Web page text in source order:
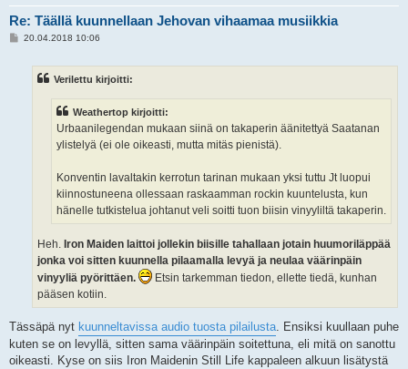
Re: Täällä kuunnellaan Jehovan vihaamaa musiikkia
V20.04.2018 10:06
Verilettu kirjoitti:
Weathertop kirjoitti:
Urbaanilegendan mukaan siinä on takaperin äänitettyä Saatanan
ylistelyä (ei ole oikeasti, mutta mitäs pienistä).
Konventin lavaltakin kerrotun tarinan mukaan yksi tuttu Jt luopui
kiinnostuneena ollessaan raskaamman rockin kuuntelusta, kun
hänelle tutkistelua johtanut veli soitti tuon biisin vinyyliltä takaperin.
Heh. Iron Maiden laittoi jollekin biisille tahallaan jotain huumoriläppää
jonka voi sitten kuunnella pilaamalla levyä ja neulaa väärinpäin
vinyyliä pyörittäen.
Etsin tarkemman tiedon, ellette tiedä, kunhan
pääsen kotiin.
Tässäpä nyt kuunneltavissa audio tuosta pilailusta . Ensiksi kuullaan puhe
kuten se on levyllä, sitten sama väärinpäin soitettuna, eli mitä on sanottu
oikeasti. Kyse on siis Iron Maidenin Still Life kappaleen alkuun lisätystä